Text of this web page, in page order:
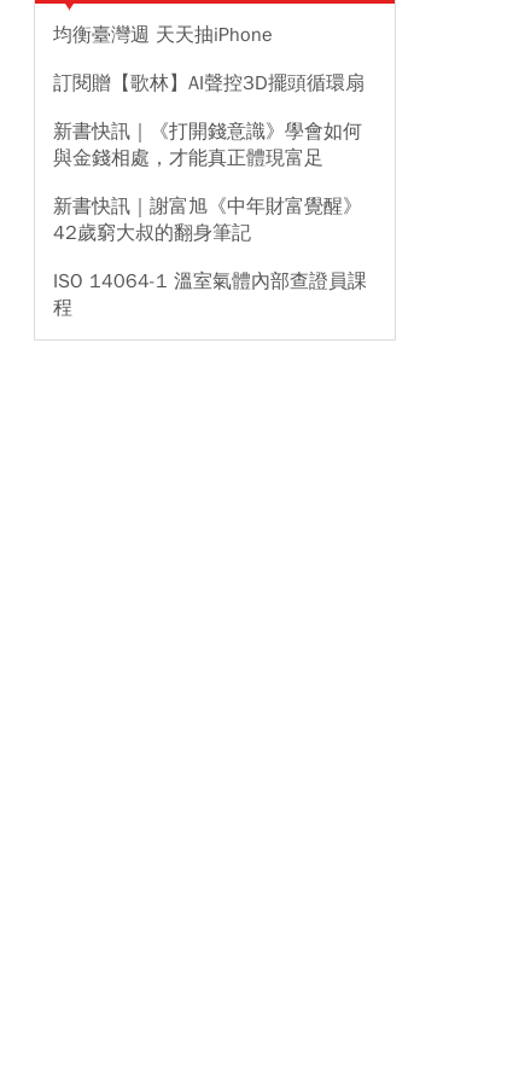
均衡臺灣週 天天抽iPhone
訂閱贈【歌林】AI聲控3D擺頭循環扇
新書快訊｜《打開錢意識》學會如何
與金錢相處，才能真正體現富足
新書快訊｜謝富旭《中年財富覺醒》
42歲窮大叔的翻身筆記
ISO 14064-1 溫室氣體內部查證員課
程